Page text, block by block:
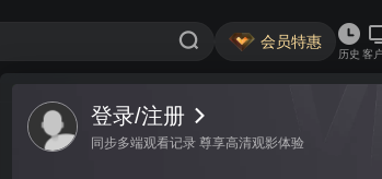
会员特惠
历史 客
登录/注册
同步多端观看记录 尊享高清观影体验
视频 讨论